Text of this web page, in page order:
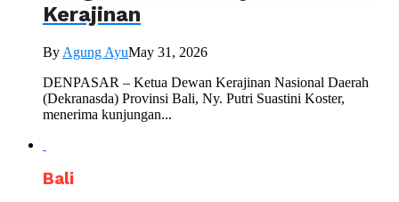
Kerajinan
By Agung AyuMay 31, 2026
DENPASAR – Ketua Dewan Kerajinan Nasional Daerah
(Dekranasda) Provinsi Bali, Ny. Putri Suastini Koster,
menerima kunjungan...
Bali